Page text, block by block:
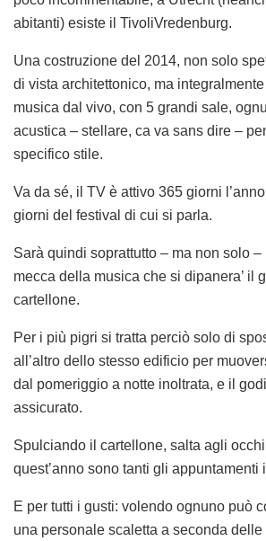
abitanti) esiste il TivoliVredenburg.
Una costruzione del 2014, non solo
di vista architettonico, ma
musica dal vivo, con 5 grandi sale,
acustica – stellare, ca va sans dire –
specifico stile.
Va da sé, il TV è attivo 365 giorni
giorni del festival di cui si parla.
Sarà quindi soprattutto – ma non solo
mecca della musica che si dipanera’ il
cartellone.
Per i più pigri si tratta perciò solo di
all’altro dello stesso edificio per
dal pomeriggio a notte inoltrata, e il
assicurato.
Spulciando il cartellone, salta agli
quest’anno sono tanti gli appuntamenti
E per tutti i gusti: volendo ognuno può
una personale scaletta a seconda delle